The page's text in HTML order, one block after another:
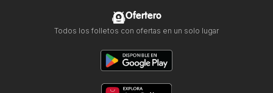
Ofertero
Todos los folletos con ofertas en un solo lugar